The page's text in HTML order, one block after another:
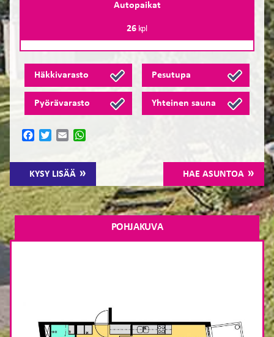
Autopaikat
26kpl
Häkkivarasto Pesutupa
Pyörävarasto Yhteinen sauna
KYSY LISÄÄ HAE ASUNTOA
FacebookTwitterEmail
POHJAKUVA